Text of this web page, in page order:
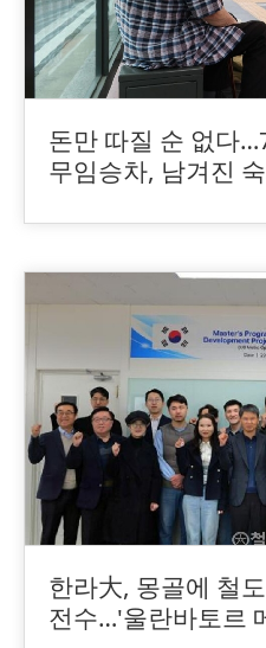
돈만 따질 순 없다
무임승차, 남겨진
한라大, 몽골에 철
전수…'울란바토르